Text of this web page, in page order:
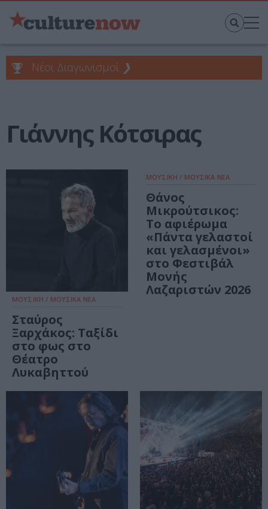
Νέοι Διαγωνισμοί ❯
Γιάννης Κότσιρας
ΜΟΥΣΙΚΗ / ΜΟΥΣΙΚΑ ΝΕΑ
Σταύρος
Ξαρχάκος: Ταξίδι
στο φως στο
Θέατρο
Λυκαβηττού
ΜΟΥΣΙΚΗ / ΜΟΥΣΙΚΑ ΝΕΑ
Θάνος
Μικρούτσικος:
Το αφιέρωμα
«Πάντα γελαστοί
και γελασμένοι»
στο Φεστιβάλ
Μονής
Λαζαριστών 2026